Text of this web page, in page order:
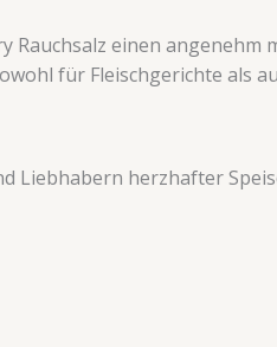
einen
für Fleischgerichte als
Liebhabern herzhafter